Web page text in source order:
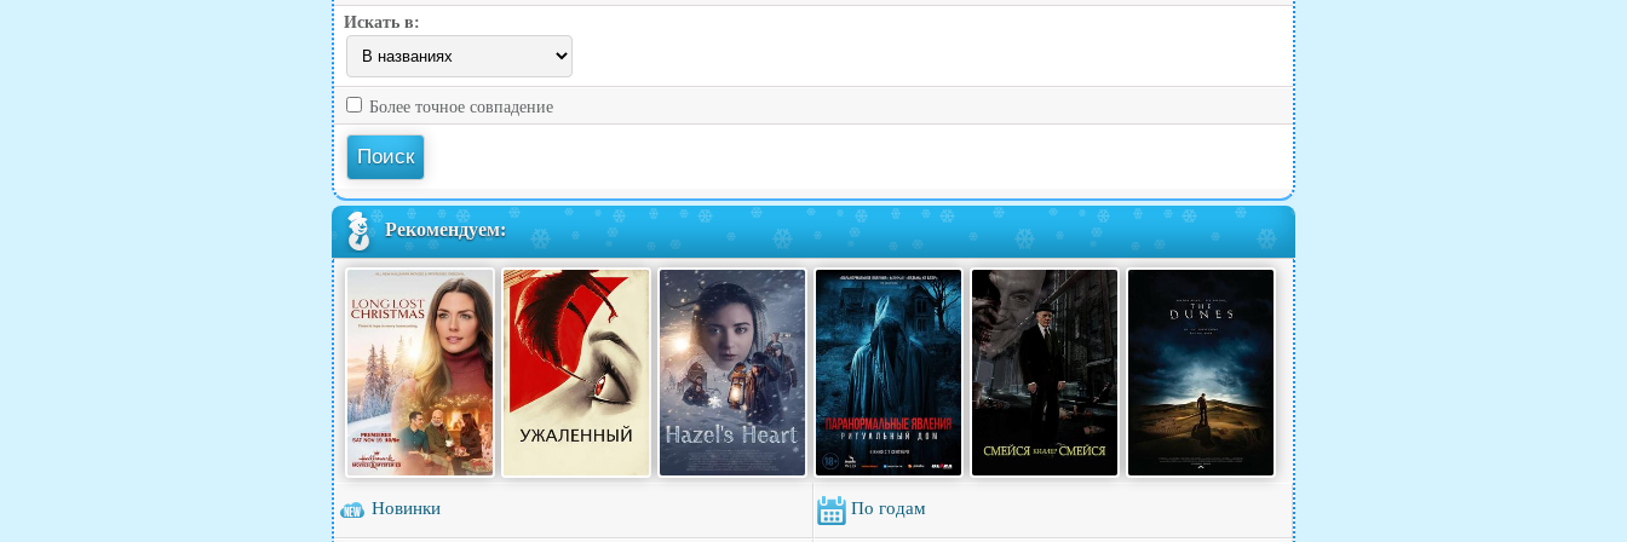
Искать в:
Более точное совпадение
Рекомендуем:
Новинки По годам